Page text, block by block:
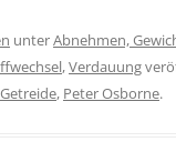
unterAbnehmen,
,Verdauung
, Peter Osborne.